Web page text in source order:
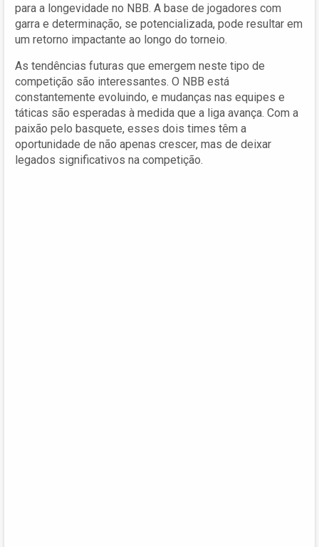
para a longevidade no NBB. A base de jogadores com
garra e determinação, se potencializada, pode resultar em
um retorno impactante ao longo do torneio.
As tendências futuras que emergem neste tipo de
competição são interessantes. O NBB está
constantemente evoluindo, e mudanças nas equipes e
táticas são esperadas à medida que a liga avança. Com a
paixão pelo basquete, esses dois times têm a
oportunidade de não apenas crescer, mas de deixar
legados significativos na competição.